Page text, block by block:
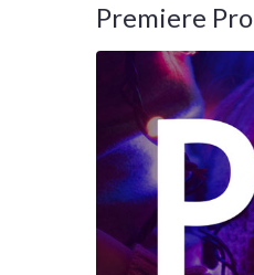
Premiere Pro